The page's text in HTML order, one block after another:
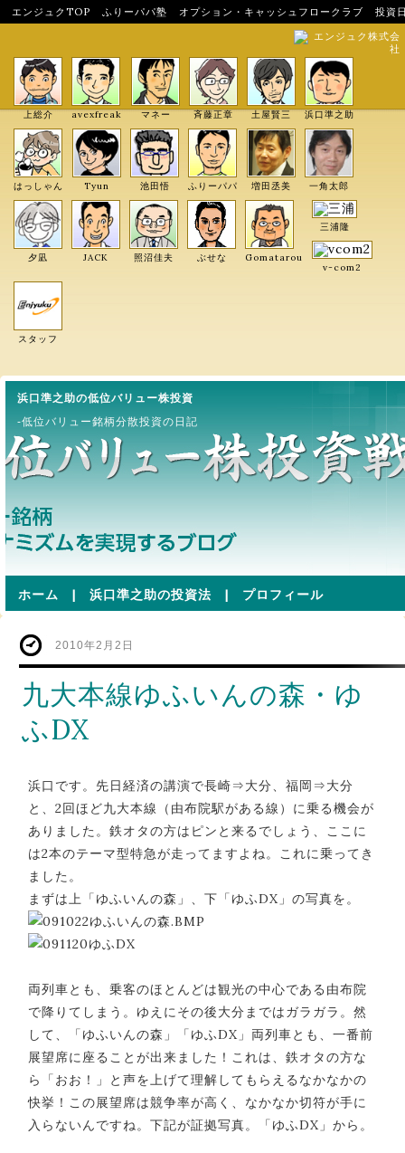
エンジュクTOP ふりーパパ塾 オプション・キャッシュフロークラブ
投資
エンジュク株式会
社
上総介 avexfreak マネー 斉藤正章 土屋賢三 浜口準之助
はっしゃん Tyun 池田悟 ふりーパパ 増田丞美 一角太郎
夕凪 JACK 照沼佳夫 ぶせな Gomatarou
三浦隆
v-com2
スタッフ
浜口準之助の低位バリュー株投資
-低位バリュー銘柄分散投資の日記
ホーム | 浜口準之助の投資法 | プロフィール
2010年2月2日
九大本線ゆふいんの森・ゆ
ふDX
浜口です。先日経済の講演で長崎⇒大分、福岡⇒大分
と、2回ほど九大本線（由布院駅がある線）に乗る機会が
ありました。鉄オタの方はピンと来るでしょう、ここに
は2本のテーマ型特急が走ってますよね。これに乗ってき
ました。
まずは上「ゆふいんの森」、下「ゆふDX」の写真を。
両列車とも、乗客のほとんどは観光の中心である由布院
で降りてしまう。ゆえにその後大分まではガラガラ。然
して、「ゆふいんの森」「ゆふDX」両列車とも、一番前
展望席に座ることが出来ました！これは、鉄オタの方な
ら「おお！」と声を上げて理解してもらえるなかなかの
快挙！この展望席は競争率が高く、なかなか切符が手に
入らないんですね。下記が証拠写真。「ゆふDX」から。